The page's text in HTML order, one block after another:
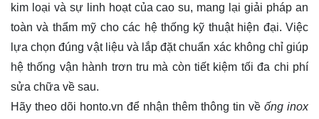
kim loại và sự linh hoạt của cao su, mang lại giải pháp an
toàn và thẩm mỹ cho các hệ thống kỹ thuật hiện đại. Việc
lựa chọn đúng vật liệu và lắp đặt chuẩn xác không chỉ giúp
hệ thống vận hành trơn tru mà còn tiết kiệm tối đa chi phí
sửa chữa về sau.
Hãy theo dõi honto.vn để nhận thêm thông tin về ống inox